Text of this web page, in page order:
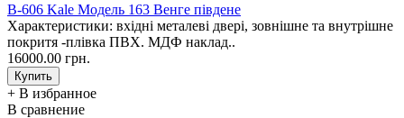
В-606 Kale Модель 163 Венге південе
Характеристики: вхідні металеві двері, зовнішне та внутрішне
покритя -плівка ПВХ. МДФ наклад..
16000.00 грн.
+ В избранное
В сравнение